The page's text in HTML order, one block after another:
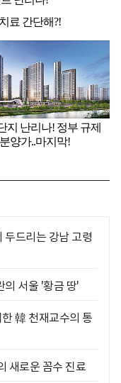
드리는 강남 고령
서울 '황금 땅'
韓 천재교수의 통
새로운 꼼수 진료